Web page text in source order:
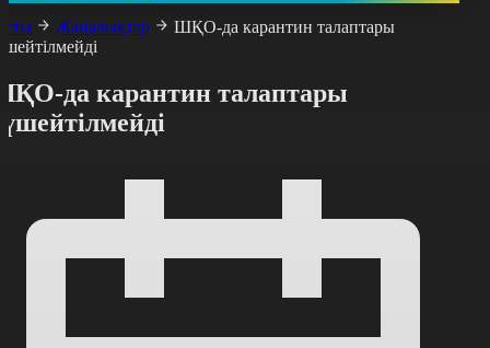
Жаңалықтар
ШҚО-да карантин талаптары
да карантин талаптары